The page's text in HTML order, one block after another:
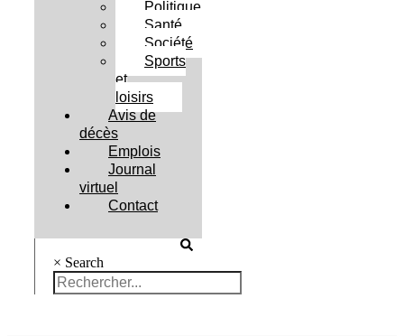
Politique
Santé
Société
Sports
et
loisirs
Avis de
décès
Emplois
Journal
virtuel
Contact
× Search